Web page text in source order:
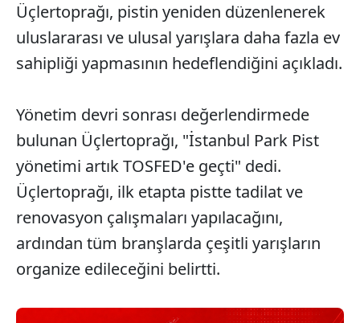
Üçlertoprağı, pistin yeniden düzenlenerek
uluslararası ve ulusal yarışlara daha fazla ev
sahipliği yapmasının hedeflendiğini açıkladı.
Yönetim devri sonrası değerlendirmede
bulunan Üçlertoprağı, "İstanbul Park Pist
yönetimi artık TOSFED'e geçti" dedi.
Üçlertoprağı, ilk etapta pistte tadilat ve
renovasyon çalışmaları yapılacağını,
ardından tüm branşlarda çeşitli yarışların
organize edileceğini belirtti.